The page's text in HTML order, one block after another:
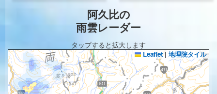
阿久比の
雨雲レーダー
タップすると拡大します
Leaflet | 地理院タイル